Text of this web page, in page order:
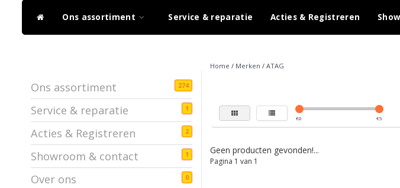
Ons assortiment Service & reparatie Acties & Registreren
Ons assortiment 274
Service & reparatie 1
Acties & Registreren 2
Showroom & contact 1
Over ons 0
Home / Merken / ATAG
€0 €5
Geen producten gevonden!...
Pagina 1 van 1